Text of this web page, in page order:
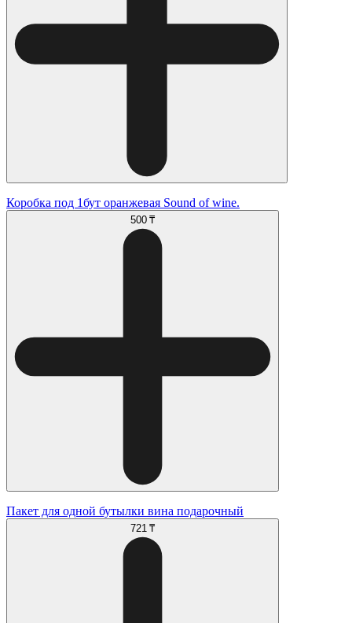
Коробка под 1бут оранжевая Sound of wine.
500 ₸
Пакет для одной бутылки вина подарочный
721 ₸